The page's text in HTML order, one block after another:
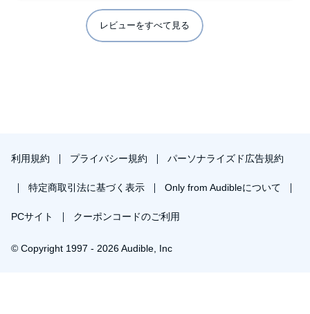
かとも思う。過去出会った教師達とそんな心の繋がりを感じ
たことがなかったせいかもしれない。
自分が死の淵に立った時、もう一度読むかもしれない。
ナレーションは淡々としていて、よかったと思う。大袈裟な
レビューをすべて見る
利用規約 プライバシー規約 パーソナライズド広告規約
特定商取引法に基づく表示 Only from Audibleについて
PCサイト クーポンコードのご利用
© Copyright 1997 - 2026 Audible, Inc